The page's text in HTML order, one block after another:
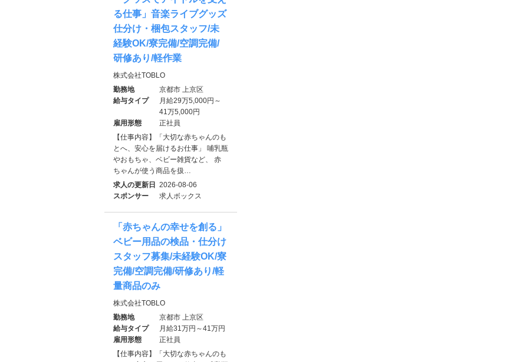
る仕事」音楽ライブグッズ
仕分け・梱包スタッフ/未
経験OK/寮完備/空調完備/
研修あり/軽作業
株式会社TOBLO
勤務地
京都市 上京区
給与タイプ
月給29万5,000円～
41万5,000円
雇用形態
正社員
【仕事内容】「大切な赤ちゃんのも
とへ、安心を届けるお仕事」 哺乳瓶
やおもちゃ、ベビー雑貨など、 赤
ちゃんが使う商品を扱…
求人の更新日
2026-08-06
スポンサー
求人ボックス
「赤ちゃんの幸せを創る」
ベビー用品の検品・仕分け
スタッフ募集/未経験OK/寮
完備/空調完備/研修あり/軽
量商品のみ
株式会社TOBLO
勤務地
京都市 上京区
給与タイプ
月給31万円～41万円
雇用形態
正社員
【仕事内容】「大切な赤ちゃんのも